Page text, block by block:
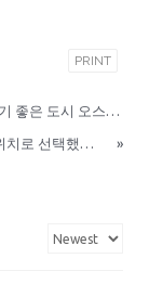
PRINT
U.S. 뉴스 & 월드 리포트 선정, 2024년 최고로 살기 좋은 도시 오스틴 9위 기록
왜 엘론 머스크는 텍사스의 작은 마을을 X 본사의 위치로 선택했을까? »